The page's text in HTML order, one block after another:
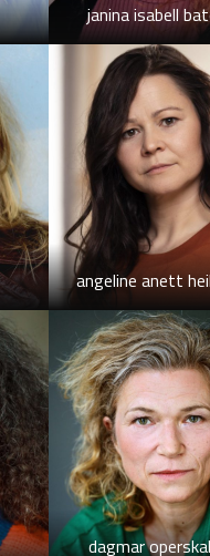
janina isabell
angeline anett
dagmar